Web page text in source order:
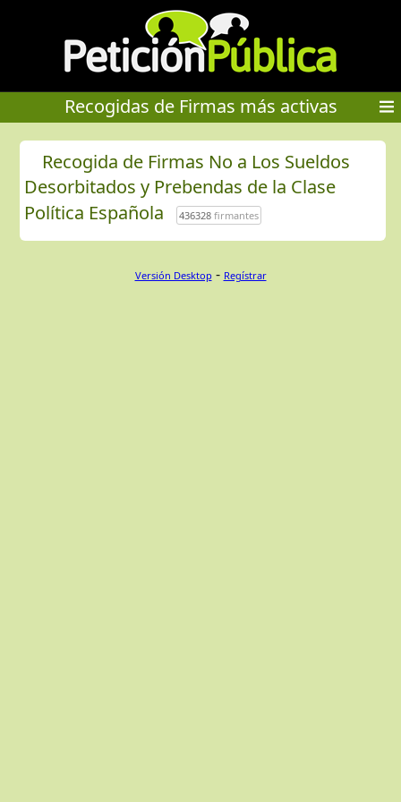
Recogidas de Firmas más activas
Recogida de Firmas No a Los Sueldos
Desorbitados y Prebendas de la Clase
Política Española
436328firmantes
Versión Desktop - Regístrar